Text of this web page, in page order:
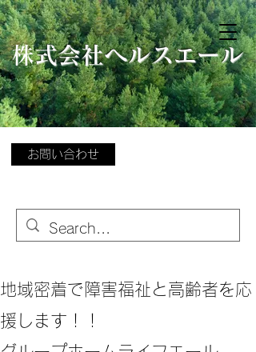
​株式会社ヘルスエール
お問い合わせ
地域密着で障害福祉と高齢者を応
援します！！